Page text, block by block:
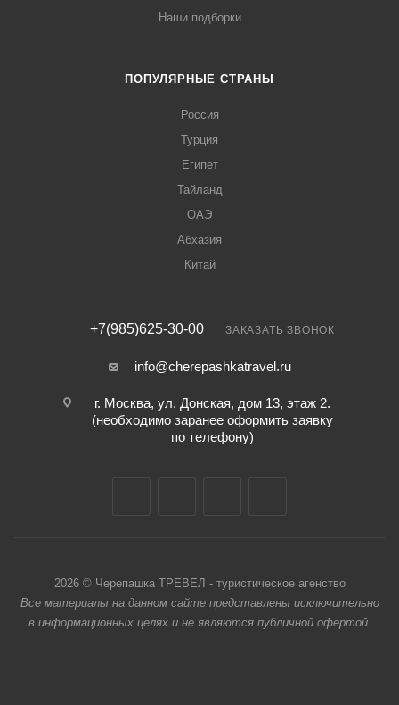
Наши подборки
ПОПУЛЯРНЫЕ СТРАНЫ
Россия
Турция
Египет
Тайланд
ОАЭ
Абхазия
Китай
+7(985)625-30-00 ЗАКАЗАТЬ ЗВОНОК
info@cherepashkatravel.ru
г. Москва, ул. Донская, дом 13, этаж 2.
(необходимо заранее оформить заявку
по телефону)
2026 © Черепашка ТРЕВЕЛ - туристическое агенство
Все материалы на данном сайте представлены исключительно
в информационных целях и не являются публичной офертой.